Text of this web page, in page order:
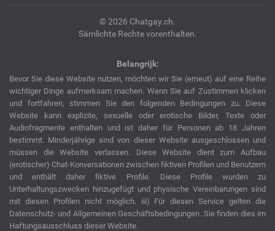
© 2026 Chatgay.ch.
Sämlichte Rechte vorenthalten.
Belangrijk:
Bevor Sie diese Website nutzen, möchten wir Sie (erneut) auf eine Reihe
wichtiger Dinge aufmerksam machen. Wenn Sie auf Zustimmen klicken
und fortfahren, stimmen Sie den folgenden Bedingungen zu. Diese
Website kann explizite, sexuelle oder erotische Bilder, Texte oder
Audiofragmente enthalten und ist daher für Personen ab 18 Jahren
bestimmt. Minderjährige sind von dieser Website ausgeschlossen und
müssen die Website verlassen. Diese Website dient zum Aufbau
(erotischer) Chat-Konversationen zwischen fiktiven Profilen und Benutzern
und enthält daher fiktive Profile. Diese Profile wurden zu
Unterhaltungszwecken hinzugefügt und physische Vereinbarungen sind
mit diesen Profilen nicht möglich. iii) Für diesen Service gelten die
Datenschutz- und Allgemeinen Geschäftsbedingungen. Sie finden dies im
Haftungsausschluss dieser Website.